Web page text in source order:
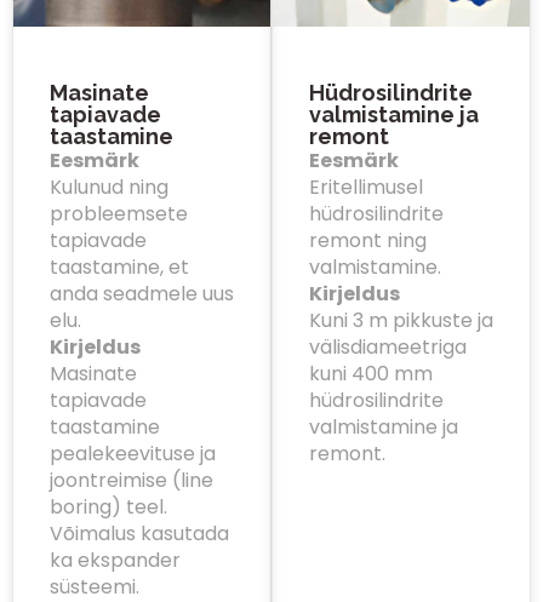
Masinate
tapiavade
taastamine
Eesmärk
Kulunud ning
probleemsete
tapiavade
taastamine, et
anda seadmele uus
elu.
Kirjeldus
Masinate
tapiavade
taastamine
pealekeevituse ja
joontreimise (line
boring) teel.
Võimalus kasutada
ka ekspander
süsteemi.
Hüdrosilindrite
valmistamine ja
remont
Eesmärk
Eritellimusel
hüdrosilindrite
remont ning
valmistamine.
Kirjeldus
Kuni 3 m pikkuste ja
välisdiameetriga
kuni 400 mm
hüdrosilindrite
valmistamine ja
remont.